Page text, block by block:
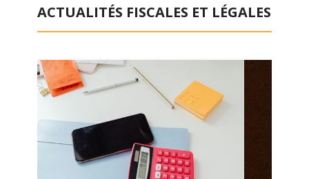
ACTUALITÉS FISCALES ET LÉGALES